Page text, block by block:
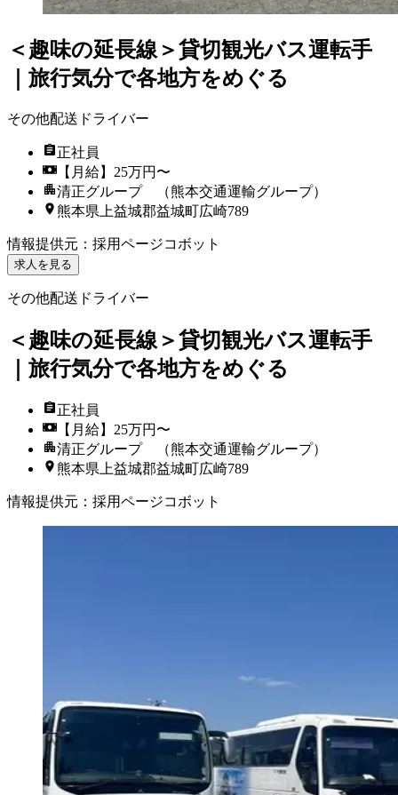
＜趣味の延長線＞貸切観光バス運転手
｜旅行気分で各地方をめぐる
その他配送ドライバー
正社員
【月給】25万円〜
清正グループ （熊本交通運輸グループ）
熊本県上益城郡益城町広崎789
情報提供元 ： 採用ページコボット
求人を見る
その他配送ドライバー
＜趣味の延長線＞貸切観光バス運転手
｜旅行気分で各地方をめぐる
正社員
【月給】25万円〜
清正グループ （熊本交通運輸グループ）
熊本県上益城郡益城町広崎789
情報提供元 ： 採用ページコボット